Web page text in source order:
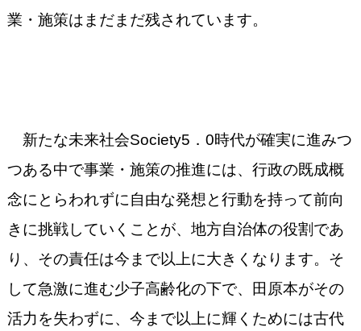
業・施策はまだまだ残されています。
新たな未来社会Society5．0時代が確実に進みつ
つある中で事業・施策の推進には、行政の既成概
念にとらわれずに自由な発想と行動を持って前向
きに挑戦していくことが、地方自治体の役割であ
り、その責任は今まで以上に大きくなります。そ
して急激に進む少子高齢化の下で、田原本がその
活力を失わずに、今まで以上に輝くためには古代